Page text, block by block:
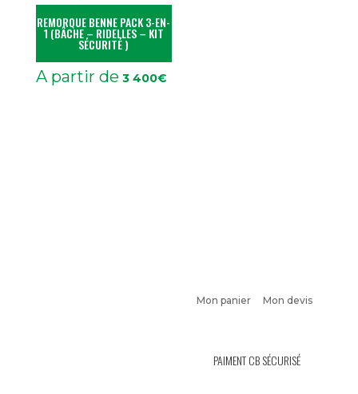
REMORQUE BENNE PACK 3-EN-
1 (BÂCHE – RIDELLES – KIT
SÉCURITÉ )
A partir de 3 400€
Mon panier Mon devis
PAIMENT CB SÉCURISÉ